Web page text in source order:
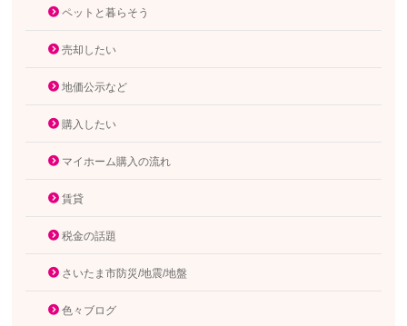
ペットと暮らそう
売却したい
地価公示など
購入したい
マイホーム購入の流れ
賃貸
税金の話題
さいたま市防災/地震/地盤
色々ブログ